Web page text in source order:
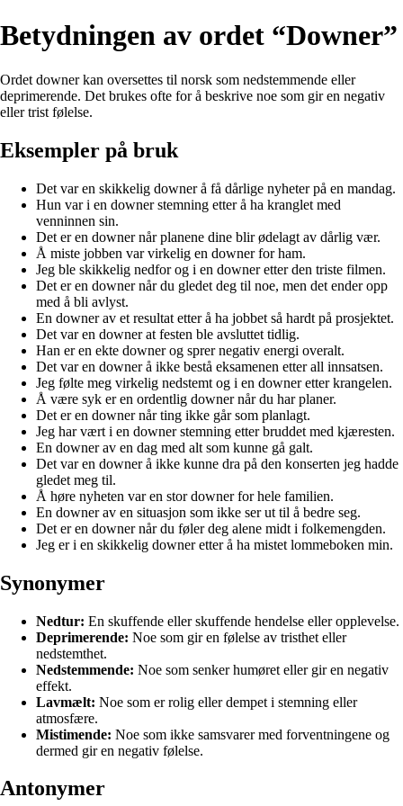
Betydningen av ordet “Downer”
Ordet downer kan oversettes til norsk som nedstemmende eller
deprimerende. Det brukes ofte for å beskrive noe som gir en negativ
eller trist følelse.
Eksempler på bruk
Det var en skikkelig downer å få dårlige nyheter på en mandag.
Hun var i en downer stemning etter å ha kranglet med
venninnen sin.
Det er en downer når planene dine blir ødelagt av dårlig vær.
Å miste jobben var virkelig en downer for ham.
Jeg ble skikkelig nedfor og i en downer etter den triste filmen.
Det er en downer når du gledet deg til noe, men det ender opp
med å bli avlyst.
En downer av et resultat etter å ha jobbet så hardt på prosjektet.
Det var en downer at festen ble avsluttet tidlig.
Han er en ekte downer og sprer negativ energi overalt.
Det var en downer å ikke bestå eksamenen etter all innsatsen.
Jeg følte meg virkelig nedstemt og i en downer etter krangelen.
Å være syk er en ordentlig downer når du har planer.
Det er en downer når ting ikke går som planlagt.
Jeg har vært i en downer stemning etter bruddet med kjæresten.
En downer av en dag med alt som kunne gå galt.
Det var en downer å ikke kunne dra på den konserten jeg hadde
gledet meg til.
Å høre nyheten var en stor downer for hele familien.
En downer av en situasjon som ikke ser ut til å bedre seg.
Det er en downer når du føler deg alene midt i folkemengden.
Jeg er i en skikkelig downer etter å ha mistet lommeboken min.
Synonymer
Nedtur: En skuffende eller skuffende hendelse eller opplevelse.
Deprimerende: Noe som gir en følelse av tristhet eller
nedstemthet.
Nedstemmende: Noe som senker humøret eller gir en negativ
effekt.
Lavmælt: Noe som er rolig eller dempet i stemning eller
atmosfære.
Mistimende: Noe som ikke samsvarer med forventningene og
dermed gir en negativ følelse.
Antonymer